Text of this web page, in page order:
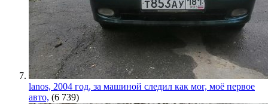
lanos, 2004 год, за машиной следил как мог, моё первое
авто, (6 739)